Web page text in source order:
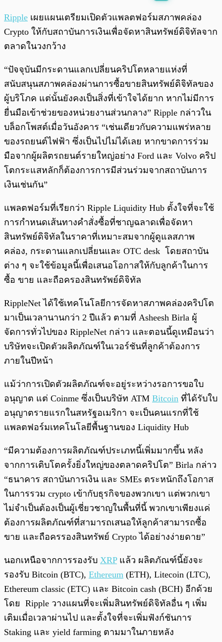
0:00
Ripple เผยแผนเตรียมเปิดตัวแพลตฟอร์มสภาพคล่อง
Crypto ให้กับสถาบันการเงินเพื่อจัดหาสินทรัพย์ดิจิทัลจาก
ตลาดในวงกว้าง
“ปัจจุบันมีกระดานแลกเปลี่ยนคริปโตหลายแห่งที่
สนับสนุนสภาพคล่องผ่านการซื้อขายสินทรัพย์ดิจิทัลของ
ผู้บริโภค แต่นั้นยังคงเป็นสิ่งที่เข้าใจได้ยาก หากไม่มีการ
ยื่นมือเข้าช่วยของหน่วยงานส่วนกลาง” Ripple กล่าวใน
บล็อกโพสต์เมื่อวันอังคาร “เช่นเดียวกับความแพร่หลาย
ของรถยนต์ไฟฟ้า ซึ่งเป็นไปไม่ได้เลย หากขาดการร่วม
มือจากผู้ผลิตรถยนต์รายใหญ่อย่าง Ford และ Volvo คริป
โตกระแสหลักก็ต้องการการมีส่วนร่วมจากสถาบันการ
เงินเช่นกัน”
แพลตฟอร์มที่เรียกว่า Ripple Liquidity Hub ตั้งใจที่จะใช้
การกำหนดเส้นทางคำสั่งซื้อที่ชาญฉลาดเพื่อจัดหา
สินทรัพย์ดิจิทัลในราคาที่เหมาะสมจากผู้ดูแลสภาพ
คล่อง, กระดานแลกเปลี่ยนและ OTC desk โดยสถาบัน
ต่าง ๆ จะใช้ข้อมูลนี้เพื่อเสนอโอกาสให้กับลูกค้าในการ
ซื้อ ขาย และถือครองสินทรัพย์ดิจิทัล
RippleNet ได้ใช้เทคโนโลยีการจัดหาสภาพคล่องคริปโต
มาเป็นเวลานานกว่า 2 ปีแล้ว ตามที่ Asheesh Birla ผู้
จัดการทั่วไปของ RippleNet กล่าว และตอนนี้ดูเหมือนว่า
บริษัทจะเปิดตัวผลิตภัณฑ์ในเวอร์ชันที่ลูกค้าต้องการ
ภายในปีหน้า
แม้ว่าการเปิดตัวผลิตภัณฑ์จะอยู่ระหว่างรอการขอใบ
อนุญาต แต่ Coinme ซึ่งเป็นบริษัท ATM Bitcoin ที่ได้รับใบ
อนุญาตรายแรกในสหรัฐอเมริกา จะเป็นคนแรกที่ใช้
แพลตฟอร์มเทคโนโลยีพื้นฐานของ Liquidity Hub
“มีความต้องการผลิตภัณฑ์ประเภทนี้เพิ่มมากขึ้น หลัง
จากการเติบโตครั้งยิ่งใหญ่ของตลาดคริปโต” Birla กล่าว
“ธนาคาร สถาบันการเงิน และ SMEs ตระหนักถึงโอกาส
ในการรวม crypto เข้ากับธุรกิจของพวกเขา แต่พวกเขา
ไม่จำเป็นต้องเป็นผู้เชี่ยวชาญในพื้นที่นี้ พวกเขาเพียงแค่
ต้องการผลิตภัณฑ์ที่สามารถเสนอให้ลูกค้าสามารถซื้อ
ขาย และถือครรองสินทรัพย์ Crypto ได้อย่างง่ายดาย”
นอกเหนือจากการรองรับ XRPแล้ว ผลิตภัณฑ์นี้ยังจะ
รองรับ Bitcoin (BTC), Ethereum (ETH), Litecoin (LTC),
Ethereum classic (ETC) และ Bitcoin cash (BCH) อีกด้วย
โดย Ripple วางแผนที่จะเพิ่มสินทรัพย์ดิจิทัลอื่น ๆ เพิ่ม
เติมเมื่อเวลาผ่านไป และตั้งใจที่จะเพิ่มฟังก์ชันการ
Staking และ yield farming ตามมาในภายหลัง